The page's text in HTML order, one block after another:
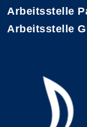
Arbeitsstelle
Arbeitsstelle